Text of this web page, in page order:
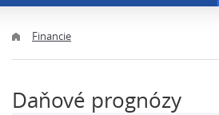
Financie
Daňové prognózy